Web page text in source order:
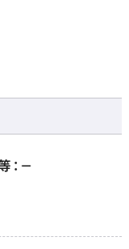
：－